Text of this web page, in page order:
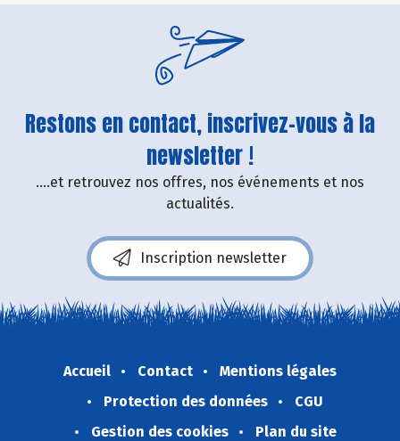
Restons en contact, inscrivez-vous à la
newsletter !
....et retrouvez nos offres, nos événements et nos
actualités.
Inscription newsletter
Accueil Contact
Mentions légales
Protection des données
CGU
Gestion des cookies
Plan du site